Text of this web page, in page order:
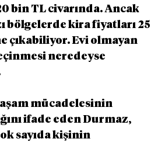
bin TL civarında. Ancak
bölgelerde kira fiyatları 25
çıkabiliyor. Evi olmayan
neredeyse
mücadelesinin
ifade eden Durmaz,
sayıda kişinin